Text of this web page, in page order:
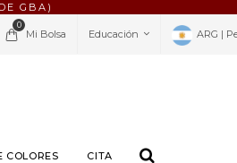
GBA)
0
Mi Bolsa Educación ARG |
COLORES CITA